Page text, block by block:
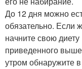
До 12 дня можно
обязательно. Если
начните свою
приведенного
утром обнаружите